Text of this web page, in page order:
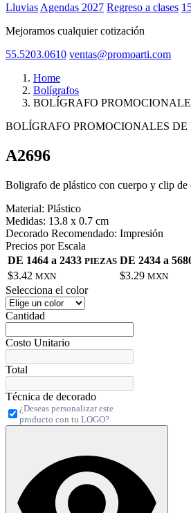
Lluvias Agendas 2027 Regreso a clases
Mejoramos cualquier cotización
55.5203.0610 ventas@promoarti.com
Home
Bolígrafos
BOLÍGRAFO
BOLÍGRAFO PROMOCIONALES DE
A2696
Boligrafo de plástico con cuerpo y clip de
Material: Plástico
Medidas: 13.8 x 0.7 cm
Decorado Recomendado: Impresión
Precios por Escala
DE 1464 a 2433 PIEZAS DE 2434 a
$3.42 MXN $3.29 MXN
Selecciona el color
Cantidad
Costo Unitario
Total
Técnica de decorado
¿Deseas personalizar este
producto con tu LOGO?